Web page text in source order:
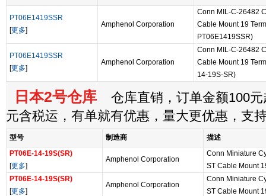
PT06E1419SSR
[更多]
Amphenol Corporation
Conn MIL-C-26482
Cable Mount 19
PT06E1419SSR)
PT06E1419SSR
[更多]
Amphenol Corporation
Conn MIL-C-26482
Cable Mount 19
14-19S-SR)
日本2号仓库 仓库直销，订单金额100元
元含税运，有单就有优惠，量大更优惠，支
型号 制造商
描述
PT06E-14-19S(SR)
[更多]
Amphenol Corporation
Conn Miniature
ST Cable Mount
PT06E-14-19S(SR)
[更多]
Amphenol Corporation
Conn Miniature
ST Cable Mount